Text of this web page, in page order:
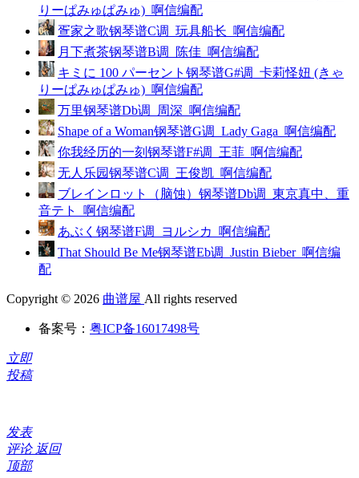
りーぱみゅぱみゅ)_啊信编配
疍家之歌钢琴谱C调_玩具船长_啊信编配
月下煮茶钢琴谱B调_陈佳_啊信编配
キミに 100 パーセント钢琴谱G#调_卡莉怪妞 (きゃ
りーぱみゅぱみゅ)_啊信编配
万里钢琴谱Db调_周深_啊信编配
Shape of a Woman钢琴谱G调_Lady Gaga_啊信编配
你我经历的一刻钢琴谱F#调_王菲_啊信编配
无人乐园钢琴谱C调_王俊凯_啊信编配
ブレインロット（脑蚀）钢琴谱Db调_東京真中、重
音テト_啊信编配
あぶく钢琴谱F调_ヨルシカ_啊信编配
That Should Be Me钢琴谱Eb调_Justin Bieber_啊信编
配
Copyright © 2026 曲谱屋 All rights reserved
备案号： 粤ICP备16017498号
立即
投稿
发表
评论 返回
顶部